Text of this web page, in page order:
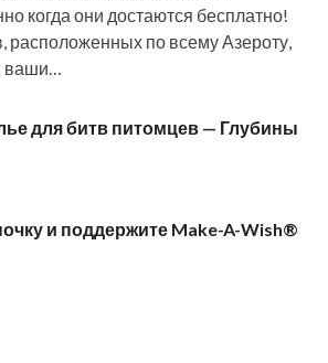
когда они достаются бесплатно!
расположенных по всему Азероту,
ваши…
для битв питомцев — Глубины
и поддержите Make-A-Wish®